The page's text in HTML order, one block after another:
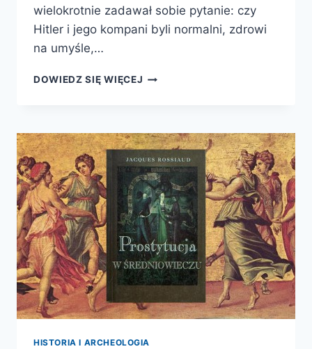
wielokrotnie zadawał sobie pytanie: czy
Hitler i jego kompani byli normalni, zdrowi
na umyśle,…
DOWIEDZ SIĘ WIĘCEJ GÖRING
POJEDYNEK
UMYSŁÓW
HISTORIA I ARCHEOLOGIA